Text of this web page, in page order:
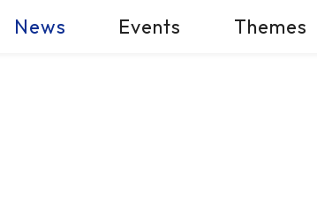
News Events Themes